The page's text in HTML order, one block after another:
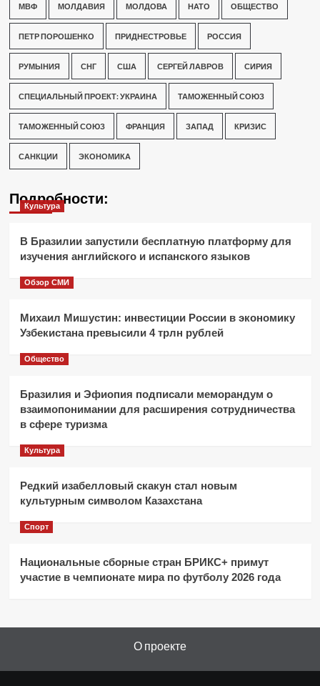
МВФ МОЛДАВИЯ МОЛДОВА НАТО ОБЩЕСТВО
ПЕТР ПОРОШЕНКО ПРИДНЕСТРОВЬЕ РОССИЯ
РУМЫНИЯ СНГ США СЕРГЕЙ ЛАВРОВ СИРИЯ
СПЕЦИАЛЬНЫЙ ПРОЕКТ: УКРАИНА ТАМОЖЕННЫЙ СОЮЗ
ТАМОЖЕННЫЙ СОЮЗ ФРАНЦИЯ ЗАПАД КРИЗИС
САНКЦИИ ЭКОНОМИКА
Подробности:
Культура
В Бразилии запустили бесплатную платформу для
изучения английского и испанского языков
Обзор СМИ
Михаил Мишустин: инвестиции России в экономику
Узбекистана превысили 4 трлн рублей
Общество
Бразилия и Эфиопия подписали меморандум о
взаимопонимании для расширения сотрудничества
в сфере туризма
Культура
Редкий изабелловый скакун стал новым
культурным символом Казахстана
Спорт
Национальные сборные стран БРИКС+ примут
участие в чемпионате мира по футболу 2026 года
О проекте